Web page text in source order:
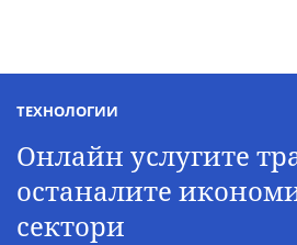
ТЕХНОЛОГИИ
Онлайн услугите
останалите
сектори